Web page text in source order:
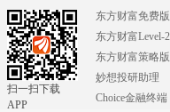
扫一扫下载
APP
东方财富免费版
东方财富Level-2
东方财富策略版
妙想投研助理
Choice金融终端